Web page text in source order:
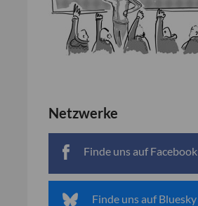
Netzwerke
Finde uns auf Facebook
Finde uns auf Bluesky